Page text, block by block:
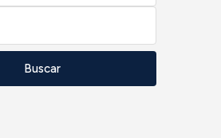
Buscar